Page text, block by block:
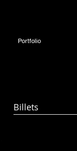
Portfolio
Billets